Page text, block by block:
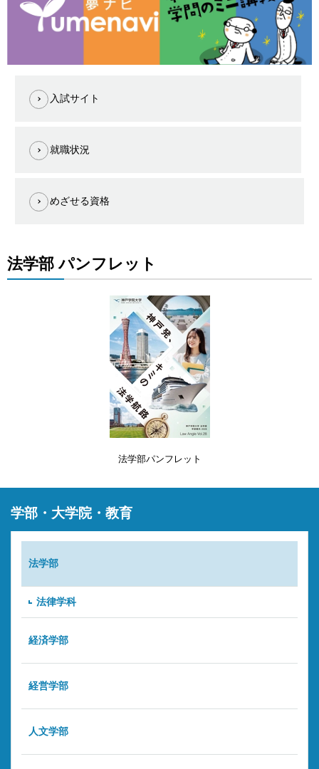
入試サイト
就職状況
めざせる資格
法学部 パンフレット
法学部パンフレット
学部・大学院・教育
法学部
法律学科
経済学部
経営学部
人文学部